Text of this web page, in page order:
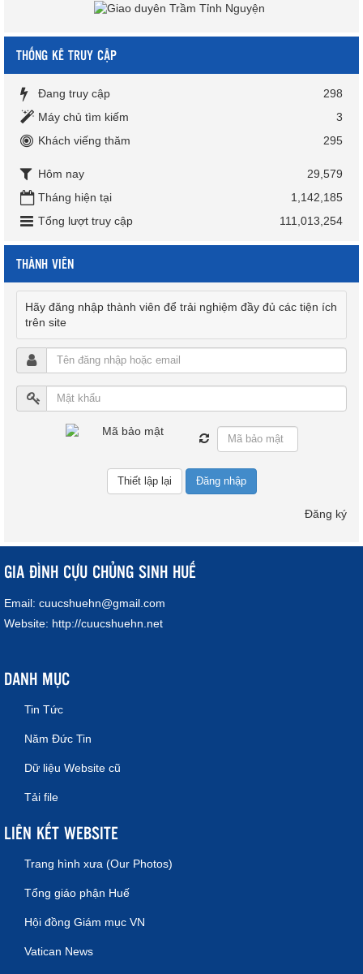
THỐNG KÊ TRUY CẬP
Đang truy cập
298
Máy chủ tìm kiếm
3
Khách viếng thăm
295
Hôm nay
29,579
Tháng hiện tại
1,142,185
Tổng lượt truy cập
111,013,254
THÀNH VIÊN
Hãy đăng nhập thành viên để trải nghiệm đầy đủ các tiện ích
trên site
Đăng nhập
Đăng ký
GIA ĐÌNH CỰU CHỦNG SINH HUẾ
Email: cuucshuehn@gmail.com
Website: http://cuucshuehn.net
DANH MỤC
Tin Tức
Năm Đức Tin
Dữ liệu Website cũ
Tải file
LIÊN KẾT WEBSITE
Trang hình xưa (Our Photos)
Tổng giáo phận Huế
Hội đồng Giám mục VN
Vatican News